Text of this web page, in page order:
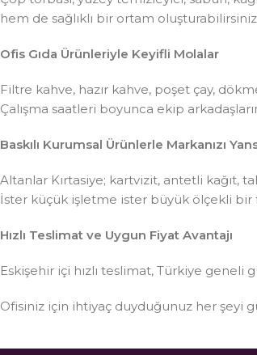
hem de sağlıklı bir ortam
Ofis Gıda Ürünleriyle Keyifli Molalar
Filtre kahve, hazır kahve, poşet çay,
Çalışma saatleri boyunca ekip
Baskılı Kurumsal Ürünlerle Markanızı
Altanlar Kırtasiye; kartvizit, antetli kağıt,
İster küçük işletme ister büyük ölçekli
Hızlı Teslimat ve Uygun Fiyat Avantajı
Eskişehir içi hızlı teslimat, Türkiye
Ofisiniz için ihtiyaç duyduğunuz her şeyi